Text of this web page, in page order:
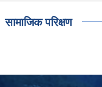
सामाजिक परिक्षण